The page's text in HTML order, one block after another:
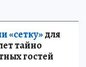
«сетку»для
тайно
гостей